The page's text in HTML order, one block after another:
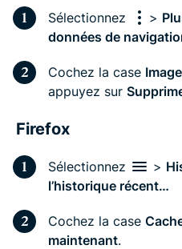
Sélectionnez >
données de
Cochez la case
appuyez sur
Firefox
Sélectionnez >
l’historique récent…
Cochez la case
maintenant.